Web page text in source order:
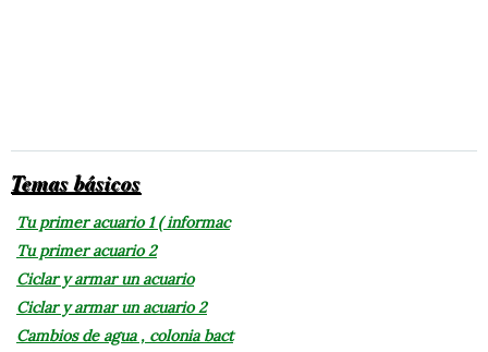
Temas básicos
Tu primer acuario 1 ( informac
Tu primer acuario 2
Ciclar y armar un acuario
Ciclar y armar un acuario 2
Cambios de agua , colonia bact